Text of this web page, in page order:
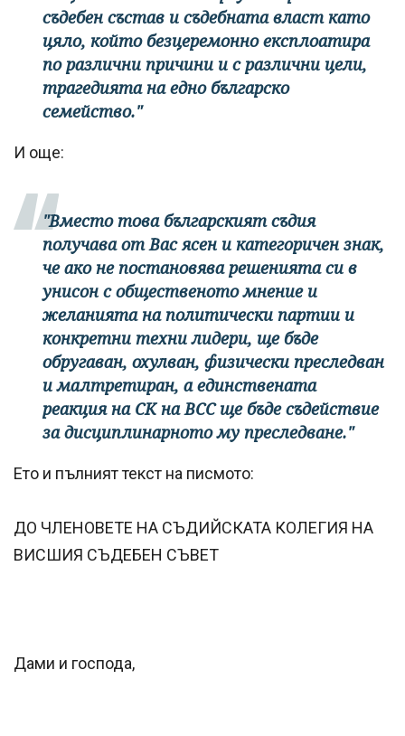
съдебен състав и съдебната власт като
цяло, който безцеремонно експлоатира
по различни причини и с различни цели,
трагедията на едно българско
семейство."
И още:
"Вместо това българският съдия
получава от Вас ясен и категоричен знак,
че ако не постановява решенията си в
унисон с общественото мнение и
желанията на политически партии и
конкретни техни лидери, ще бъде
обругаван, охулван, физически преследван
и малтретиран, а единствената
реакция на СК на ВСС ще бъде съдействие
за дисциплинарното му преследване."
Ето и пълният текст на писмото:
ДО ЧЛЕНОВЕТЕ НА СЪДИЙСКАТА КОЛЕГИЯ НА
ВИСШИЯ СЪДЕБЕН СЪВЕТ
Дами и господа,